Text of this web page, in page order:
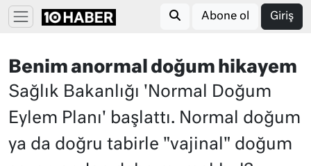
Abone ol Giriş
Benim anormal doğum hikayem
Sağlık Bakanlığı 'Normal Doğum
Eylem Planı' başlattı. Normal doğum
ya da doğru tabirle "vajinal" doğum